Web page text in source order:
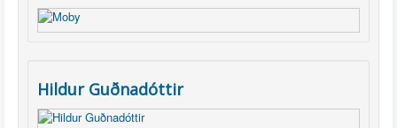
Hildur Guðnadóttir